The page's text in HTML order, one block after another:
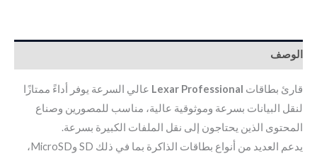
الوصف
قارئ بطاقات Lexar Professional عالي السرعة يوفر أداءً ممتازًا
لنقل البيانات بسرعة وموثوقية عالية، مناسب للمصورين وصناع
المحتوى الذين يحتاجون إلى نقل الملفات الكبيرة بسرعة.
يدعم العديد من أنواع بطاقات الذاكرة بما في ذلك SD وMicroSD،